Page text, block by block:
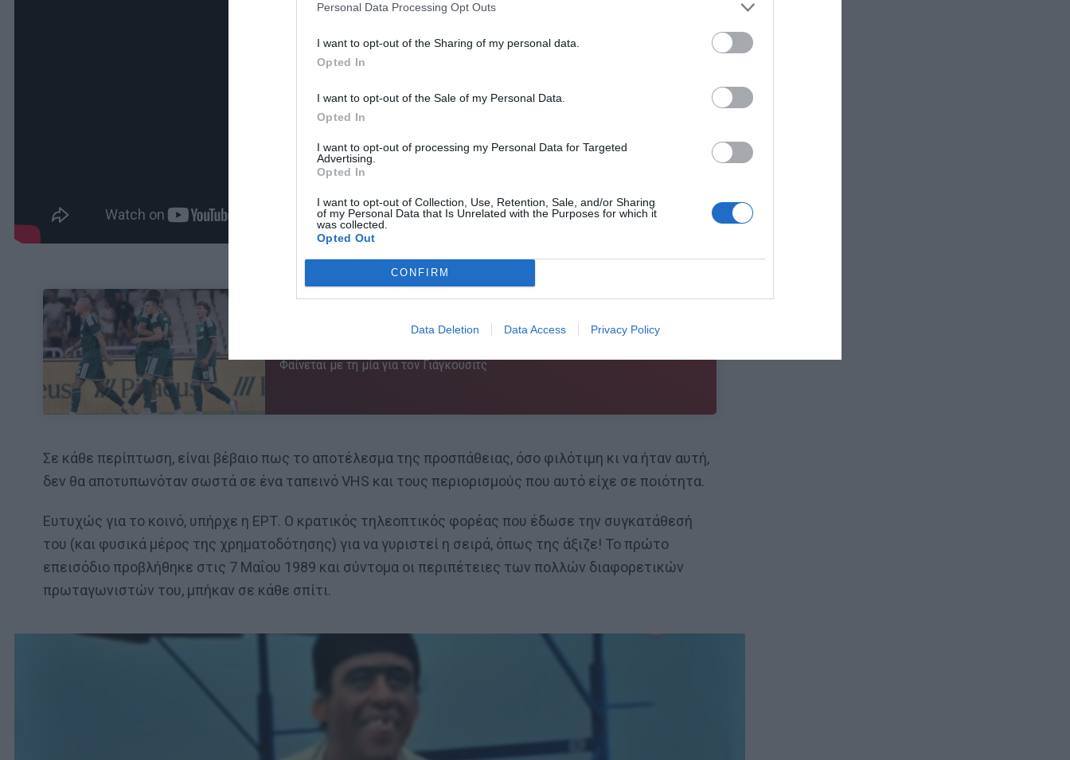
Personal Data Processing Opt Outs
I want to opt-out of the Sharing of my personal data.
Opted In
I want to opt-out of the Sale of my Personal Data.
Opted In
I want to opt-out of processing my Personal Data for Targeted
Advertising.
Opted In
I want to opt-out of Collection, Use, Retention, Sale, and/or Sharing
of my Personal Data that Is Unrelated with the Purposes for which it
was collected.
Opted Out
CONFIRM
Data Deletion Data Access Privacy Policy
Φαίνεται με τη μία για τον Γιάγκουσιτς
Σε κάθε περίπτωση, είναι βέβαιο πως το αποτέλεσμα της προσπάθειας, όσο φιλότιμη κι να ήταν αυτή,
δεν θα αποτυπωνόταν σωστά σε ένα ταπεινό VHS και τους περιορισμούς που αυτό είχε σε ποιότητα.
Ευτυχώς για το κοινό, υπήρχε η ΕΡΤ. Ο κρατικός τηλεοπτικός φορέας που έδωσε την συγκατάθεσή
του (και φυσικά μέρος της χρηματοδότησης) για να γυριστεί η σειρά, όπως της άξιζε! Το πρώτο
επεισόδιο προβλήθηκε στις 7 Μαΐου 1989 και σύντομα οι περιπέτειες των πολλών διαφορετικών
πρωταγωνιστών του, μπήκαν σε κάθε σπίτι.